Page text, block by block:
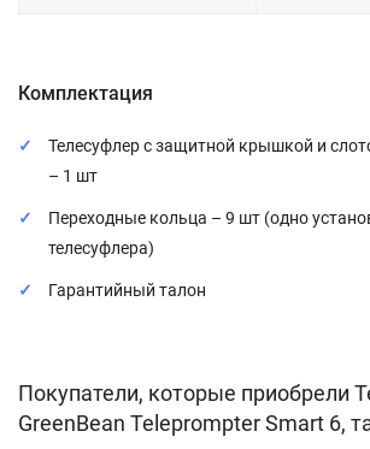
Комплектация
Телесуфлер с защитной крышкой и
– 1 шт
Переходные кольца – 9 шт (одно
телесуфлера)
Гарантийный талон
Покупатели, которые приобрели
GreenBean Teleprompter Smart 6,